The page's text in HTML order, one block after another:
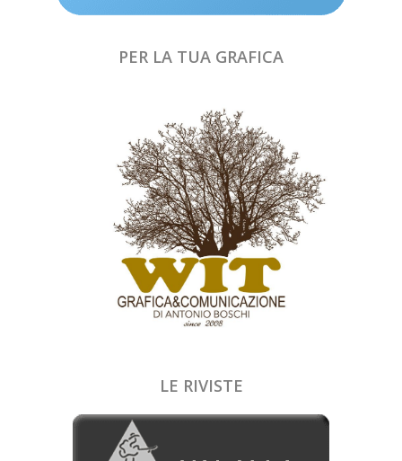
PER LA TUA GRAFICA
LE RIVISTE